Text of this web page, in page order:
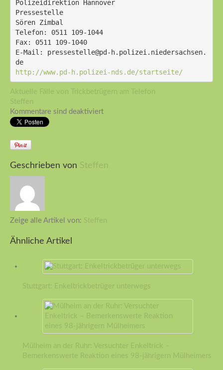
Polizeidirektion Hannover
Pressestelle
Sören Zimbal
Telefon: 0511 109-1044
Fax: 0511 109-1040
E-Mail: pressestelle@pd-h.polizei.niedersachsen.
de
http://www.pd-h.polizei-nds.de/startseite/
Aktuelle Fälle von Trickbetrügern am Telefon
Steffen
Kommentare sind deaktiviert
Geschrieben von Steffen
Zeige alle Artikel von: Steffen
Ähnliche Artikel
Stuttgart: Enkeltrickbetrüger unterwegs
Mülheim an der Ruhr: Versuchter Enkeltrick –
Bemerkenswerte Reaktion eines 98-jährigern Mülheimers